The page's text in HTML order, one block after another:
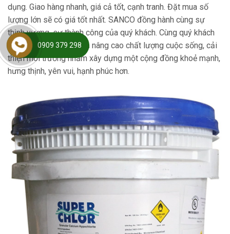
dụng. Giao hàng nhanh, giá cả tốt, cạnh tranh. Đặt mua số
lượng lớn sẽ có giá tốt nhất. SANCO đồng hành cùng sự
thịnh vượng, sự thành công của quý khách. Cùng quý khách
tạo ra những sản phẩm nâng cao chất lượng cuộc sống, cải
thiện môi trường nhằm xây dựng một cộng đồng khoẻ mạnh,
hưng thịnh, yên vui, hạnh phúc hơn.
0909 379 298